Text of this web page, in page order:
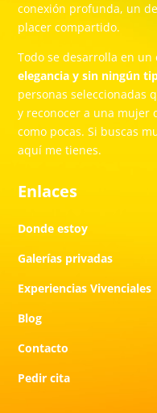
conexión profunda, un
placer compartido.
Todo se desarrolla en
elegancia y sin ningún
personas seleccionadas
y reconocer a una mujer
como pocas. Si buscas
aquí me tienes.
Enlaces
Donde estoy
Galerías privadas
Experiencias Vivenciales
Blog
Contacto
Pedir cita